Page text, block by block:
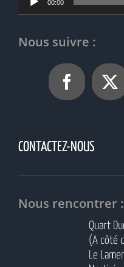
00:00
Nous suivre :
CONTACTEZ-NOUS
Nous rencontrer :
Quart
(A côté
Le